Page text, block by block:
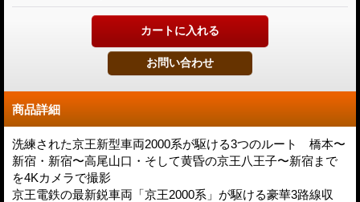
商品詳細
洗練された京王新型車両2000系が駆ける3つのルート 橋本〜
新宿・新宿〜高尾山口・そして黄昏の京王八王子〜新宿まで
を4Kカメラで撮影
京王電鉄の最新鋭車両「京王2000系」が駆ける豪華3路線収